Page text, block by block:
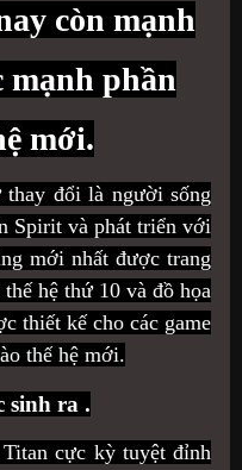
còn mạnh
mạnh phần
mới.
đổi là người sống
Spirit và phát triển với
mới nhất được trang
hệ thứ 10 và đồ họa
thiết kế cho các game
thế hệ mới.
sinh ra .
cực kỳ tuyệt đỉnh